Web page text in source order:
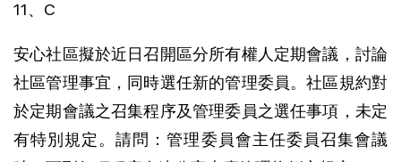
11、C
安心社區擬於近日召開區分所有權人定期會議，討論
社區管理事宜，同時選任新的管理委員。社區規約對
於定期會議之召集程序及管理委員之選任事項，未定
有特別規定。請問：管理委員會主任委員召集會議